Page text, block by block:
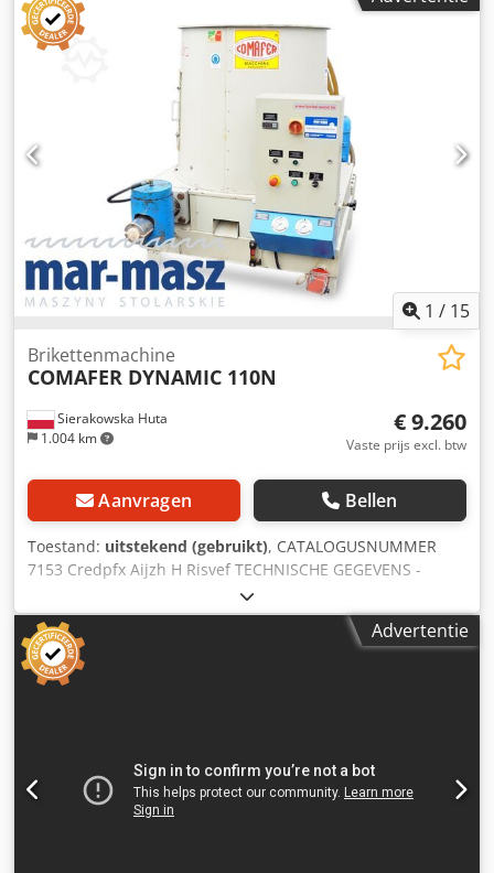
+5°C - Het materiaal moet vrij zijn van metalen en minerale
verontreinigen zoals zand, stenen, enz. Schade aan de
persgereedschappen en/of verhoogde slijtage kunnen het
werking van de machine - motor 7,5 kW - maximale
werkdruk 150 bar - afzuigaansluiting 90 mm - diameter gat
voor filterzak 500 mm - maximale zakhoogte 900 mm -
afmetingen l/b/h 1950x1400x2700 mm - gewicht 1130 kg
Credpszhvaajfx Aivef VOORDELEN – Italiaanse productie –
mogelijkheid tot directe aansluiting van zaagselafzuiging –
gebruikte briketteermachine – technische documentatie
(DTR) – zeer goede staat Netto prijs: 29.900 PLN Netto prijs:
7.120 EUR gebaseerd op een koers van 4,2 EUR (Prijzen
kunnen veranderen bij wisselkoersschommelingen)
1 / 15
Sierakowska Huta
1.004 km
Brikettenmachine
COMAFER DYNAMIC 110N
€ 9.260
Vaste prijs excl. btw
Aanvragen Bellen
Toestand: uitstekend (gebruikt), CATALOGUSNUMMER
7153 Credpfx Aijzh H Risvef TECHNISCHE GEGEVENS -
hydraulische perskracht - briketvorm: rond -
briketdiameter: 70 mm - reservoirafmetingen (h/b):
920x870 mm - capaciteit: ca. 110 kg/u - automatische
machinewerking - olieradiator - olievoorverwarming -
inspectieraam - motor: 7,5 kW - afmetingen (l/b/h):
EUR op basis van 4,2 EUR wisselkoers (Prijzen kunnen
variëren bij grote koersschommelingen)
Advertentie